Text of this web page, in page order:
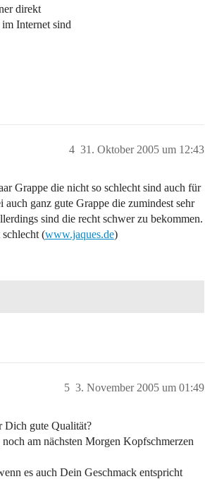
direkt
Internet sind
31. Oktober 2005 um 12:43
4
Grappe die nicht so schlecht sind auch für
ganz gute Grappe die zumindest sehr
sind die recht schwer zu bekommen.
schlecht (www.jaques.de)
3. November 2005 um 01:49
5
Dich gute Qualität?
am nächsten Morgen Kopfschmerzen
es auch Dein Geschmack entspricht